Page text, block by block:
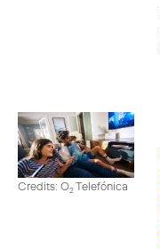
Credits: O2Telefónica